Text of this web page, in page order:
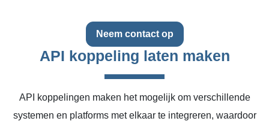
Neem contact op
API koppeling laten maken
API koppelingen maken het mogelijk om verschillende
systemen en platforms met elkaar te integreren, waardoor